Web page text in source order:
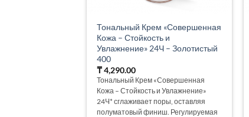
Тональный Крем «Совершенная
Кожа – Стойкость и
Увлажнение» 24Ч – Золотистый
400
₸4,290.00
Тональный Крем «Совершенная
Кожа – Стойкость и Увлажнение»
24Ч* сглаживает поры, оставляя
полуматовый финиш. Регулируемая